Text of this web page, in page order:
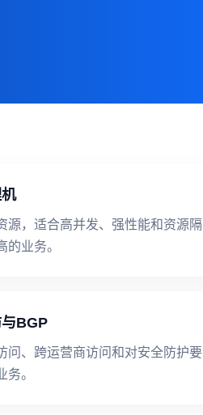
源，适合高并发、强性能和资源隔
的业务。
BGP
问、跨运营商访问和对安全防护要
务。